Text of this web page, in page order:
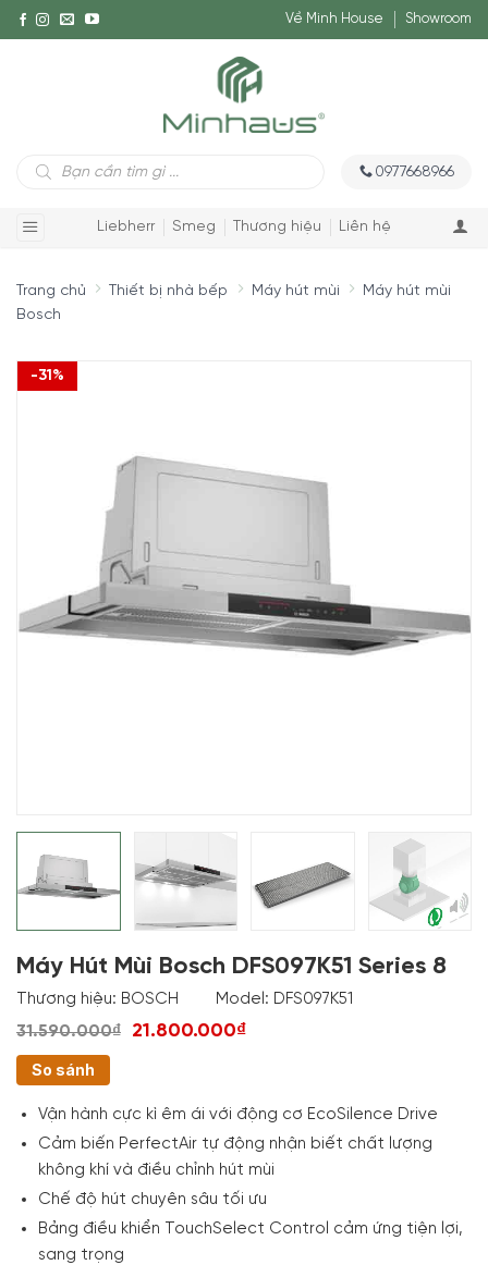
Về Minh House Showroom
Tìm
kiếm
0977668966
Liebherr Smeg Thương hiệu Liên hệ
Trang chủ Thiết bị nhà bếp Máy hút mùi
Máy hút mùi
Bosch
-31%
Máy Hút Mùi Bosch DFS097K51 Series 8
Thương hiệu: BOSCH Model: DFS097K51
31.590.000₫ 21.800.000₫
So sánh
Vận hành cực kì êm ái với động cơ EcoSilence Drive
Cảm biến PerfectAir tự động nhận biết chất lượng
không khí và điều chỉnh hút mùi
Chế độ hút chuyên sâu tối ưu
Bảng điều khiển TouchSelect Control cảm ứng tiện lợi,
sang trọng